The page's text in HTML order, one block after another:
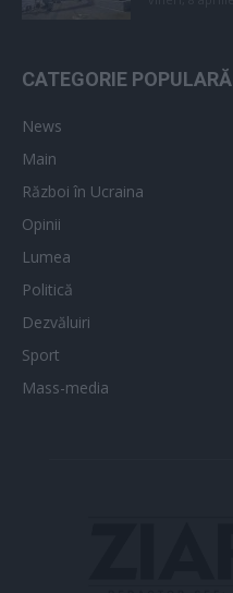
CATEGORIE POPULARĂ
News
Main
Război în Ucraina
Opinii
Lumea
Politică
Dezvăluiri
Sport
Mass-media